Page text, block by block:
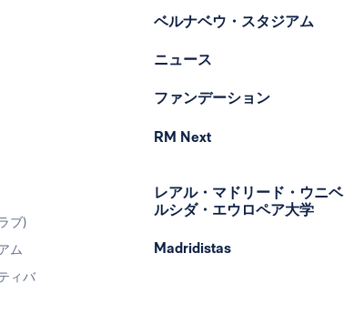
ブ)
ム
ィバ
ベルナベウ・スタジアム
ニュース
ファンデーション
RM Next
レアル・マドリード・ウニベ
ルシダ・エウロペア大学
Madridistas